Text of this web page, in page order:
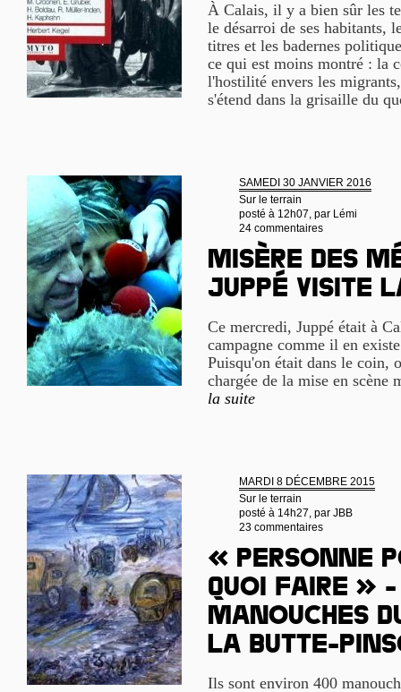
À Calais, il y a bien sûr les
le désarroi de ses habitants,
titres et les badernes
ce qui est moins montré : la
l'hostilité envers les
s'étend dans la grisaille du
SAMEDI 30 JANVIER 2016
Sur le terrain
posté à 12h07, par Lémi
24 commentaires
Misère des
Juppé visite
Ce mercredi, Juppé était à
campagne comme il en
Puisqu'on était dans le coin,
chargée de la mise en
la suite
MARDI 8 DÉCEMBRE 2015
Sur le terrain
posté à 14h27, par JBB
23 commentaires
« Personne
quoi faire » -
manouches
la Butte-
Ils sont environ 400